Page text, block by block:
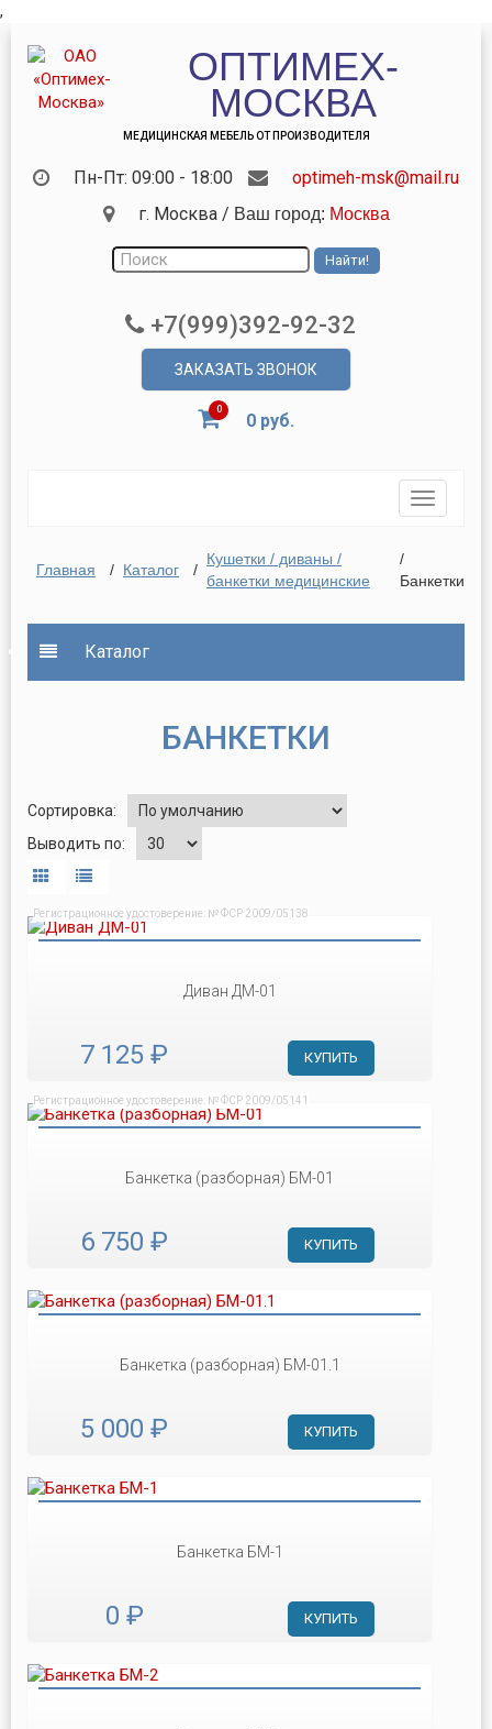
,
ОПТИМЕХ-
МОСКВА
МЕДИЦИНСКАЯ МЕБЕЛЬ ОТ ПРОИЗВОДИТЕЛЯ
Пн-Пт: 09:00 - 18:00
optimeh-msk@mail.ru
г. Москва/ Ваш город: Москва
+7(999)392-92-32
ЗАКАЗАТЬ ЗВОНОК
0
0 руб.
Toggle
Главная / Каталог /
Кушетки / диваны /
банкетки медицинские
/
Банкетки
Каталог
БАНКЕТКИ
Сортировка:
Выводить по:
Диван ДМ-01
Регистрационное удостоверение: № ФСР 2009/05138
7 125 ₽ КУПИТЬ
Банкетка (разборная) БМ-01
Регистрационное удостоверение: № ФСР 2009/05141
6 750 ₽ КУПИТЬ
Банкетка (разборная) БМ-01.1
5 000 ₽ КУПИТЬ
Банкетка БМ-1
0 ₽ КУПИТЬ